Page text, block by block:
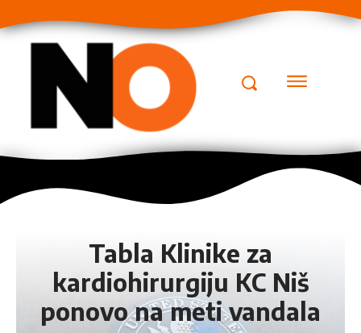
Tabla Klinike za
kardiohirurgiju KC Niš
ponovo na meti vandala